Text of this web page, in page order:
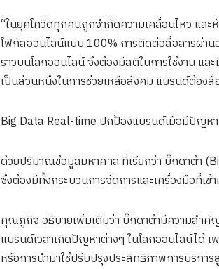
“ในยุคโควิดทุกคนถูกจำกัดความเคลื่อนไหว แล
โฟกัสออนไลน์แบบ 100% การติดต่อสื่อสารผ่าน
ราวบนโลกออนไลน์ จึงต้องมีสติในการใช้งาน แ
เป็นส่วนหนึ่งในการช่วยเหลือสังคม แบรนด์ต้องสื่
Big Data Real-time ปกป้องแบรนด์เมื่อมีปัญหา
ด้วยปริมาณข้อมูลมหาศาล ที่เรียกว่า บิ๊กดาต้า
ซึ่งต้องมีทั้งกระบวนการจัดการและเครื่องมือที่เ
คุณภูกิจ อธิบายเพิ่มเติมว่า บิ๊กดาต้ามีความสำคั
แบรนด์เวลาเกิดปัญหาต่างๆ ในโลกออนไลน์ได้
หรือการนำมาใช้ปรับปรุงประสิทธิภาพการบริกา